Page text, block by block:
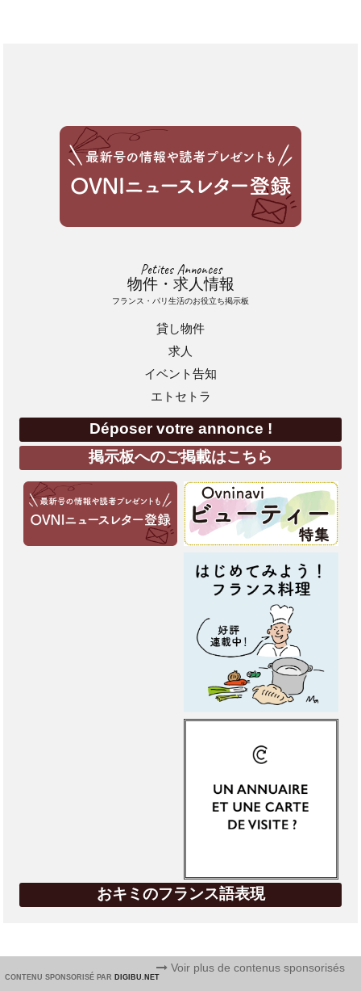
Petites Annonces
物件・求人情報
フランス・パリ生活のお役立ち掲示板
貸し物件
求人
イベント告知
エトセトラ
Déposer votre annonce !
掲示板へのご掲載はこちら
おキミのフランス語表現
CONTENU SPONSORISÉ PAR DIGIBU.NET
Voir plus de contenus sponsorisés